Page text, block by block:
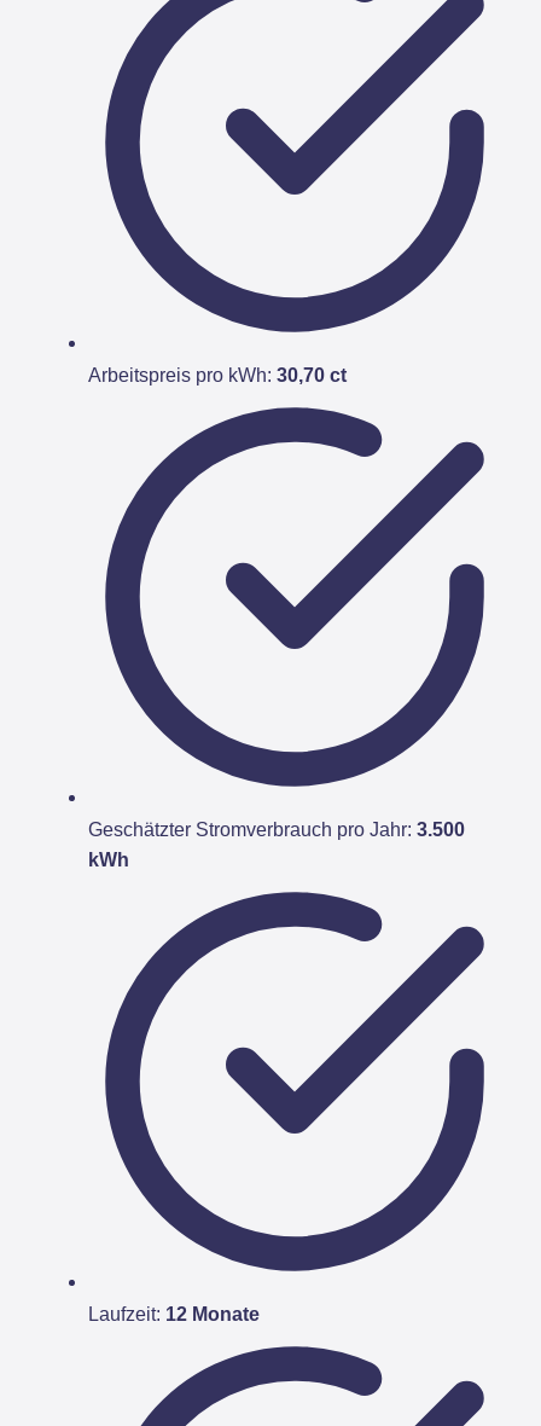
Arbeitspreis pro kWh: 30,70 ct
Geschätzter Stromverbrauch pro Jahr: 3.500
kWh
Laufzeit: 12 Monate